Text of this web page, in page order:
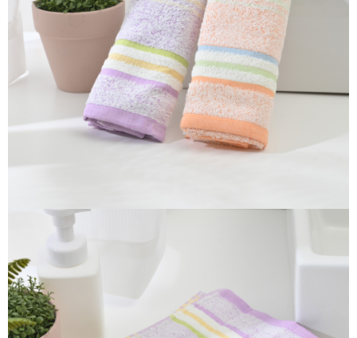
恩沛科技股份有限公司將有權停止該用戶之使用額度並採取法律行動。